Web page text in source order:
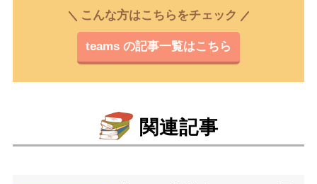
こんな方はこちらをチェック
teams の記事一覧はこちら
関連記事